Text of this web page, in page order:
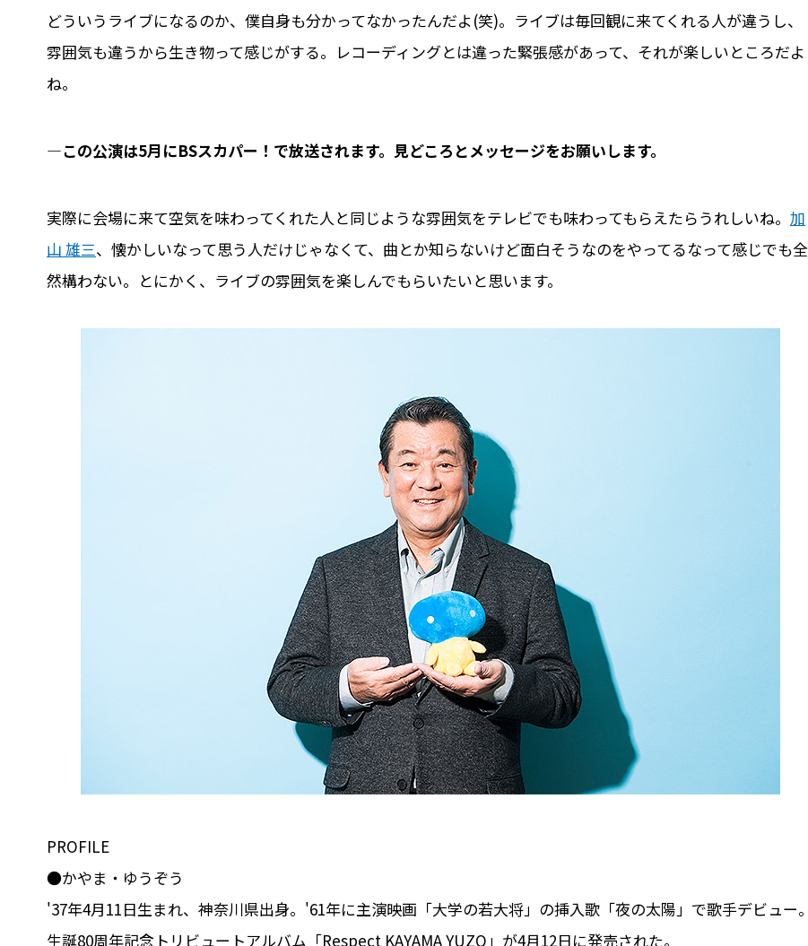
どういうライブになるのか、僕自身も分かってなかったんだよ(笑)。ライブは毎回観に来てくれる人が違うし、
雰囲気も違うから生き物って感じがする。レコーディングとは違った緊張感があって、それが楽しいところだよ
ね。
―この公演は5月にBSスカパー！で放送されます。見どころとメッセージをお願いします。
実際に会場に来て空気を味わってくれた人と同じような雰囲気をテレビでも味わってもらえたらうれしいね。 加
山 雄三、懐かしいなって思う人だけじゃなくて、曲とか知らないけど面白そうなのをやってるなって感じでも全
然構わない。とにかく、ライブの雰囲気を楽しんでもらいたいと思います。
PROFILE
●かやま・ゆうぞう
'37年4月11日生まれ、神奈川県出身。'61年に主演映画「大学の若大将」の挿入歌「夜の太陽」で歌手デビュー。
生誕80周年記念トリビュートアルバム「Respect KAYAMA YUZO」が4月12日に発売された。